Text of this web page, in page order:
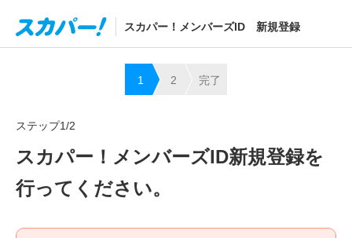
スカパー！メンバーズID 新規登録
1
力
2
力
完了
ステップ1/2
スカパー！メンバーズID新規登録を
行ってください。